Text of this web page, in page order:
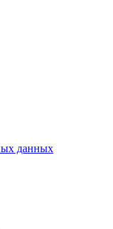
данных